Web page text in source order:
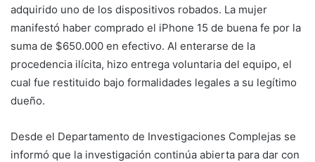
adquirido uno de los dispositivos robados. La mujer
manifestó haber comprado el iPhone 15 de buena fe por la
suma de $650.000 en efectivo. Al enterarse de la
procedencia ilícita, hizo entrega voluntaria del equipo, el
cual fue restituido bajo formalidades legales a su legítimo
dueño.
Desde el Departamento de Investigaciones Complejas se
informó que la investigación continúa abierta para dar con